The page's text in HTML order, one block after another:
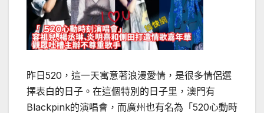
昨日520，這一天寓意著浪漫愛情，是很多情侶選
擇表白的日子。在這個特別的日子里，澳門有
Blackpink的演唱會，而廣州也有名為「520心動時